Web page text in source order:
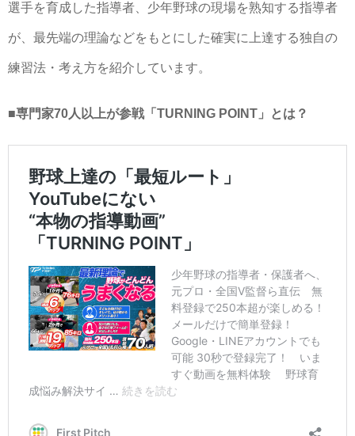
選手を育成した指導者、少年野球の現場を熟知する指導者
が、最先端の理論などをもとにした確実に上達する独自の
練習法・考え方を紹介しています。
■専門家70人以上が参戦「TURNING POINT」とは？